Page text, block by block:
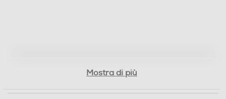
Mostra di più